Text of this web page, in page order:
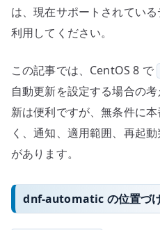
は、現在サポートされてい
利用してください。
この記事では、CentOS 8 で
自動更新を設定する場合の
新は便利ですが、無条件に
く、通知、適用範囲、再起
があります。
dnf-automatic の位置づ